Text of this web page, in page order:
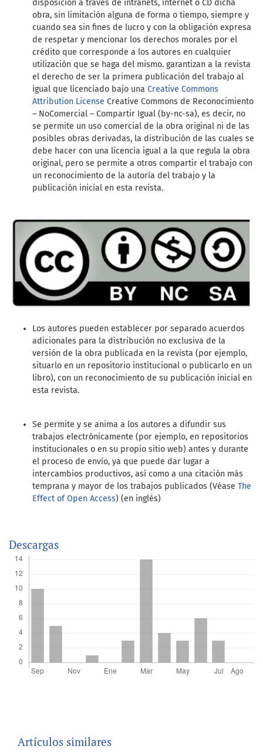
disposición a través de intranets, internet o CD dicha
obra, sin limitación alguna de forma o tiempo, siempre y
cuando sea sin fines de lucro y con la obligación expresa
de respetar y mencionar los derechos morales por el
crédito que corresponde a los autores en cualquier
utilización que se haga del mismo. garantizan a la revista
el derecho de ser la primera publicación del trabajo al
igual que licenciado bajo una Creative Commons
Attribution License Creative Commons de Reconocimiento
– NoComercial – Compartir Igual (by-nc-sa), es decir, no
se permite un uso comercial de la obra original ni de las
posibles obras derivadas, la distribución de las cuales se
debe hacer con una licencia igual a la que regula la obra
original, pero se permite a otros compartir el trabajo con
un reconocimiento de la autoría del trabajo y la
publicación inicial en esta revista.
Los autores pueden establecer por separado acuerdos
adicionales para la distribución no exclusiva de la
versión de la obra publicada en la revista (por ejemplo,
situarlo en un repositorio institucional o publicarlo en un
libro), con un reconocimiento de su publicación inicial en
esta revista.
Se permite y se anima a los autores a difundir sus
trabajos electrónicamente (por ejemplo, en repositorios
institucionales o en su propio sitio web) antes y durante
el proceso de envío, ya que puede dar lugar a
intercambios productivos, así como a una citación más
temprana y mayor de los trabajos publicados (Véase The
Effect of Open Access) (en inglés)
Descargas
Artículos similares